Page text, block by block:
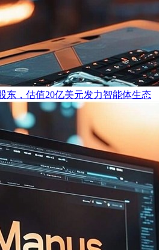
东，估值20亿美元发力智能体生态